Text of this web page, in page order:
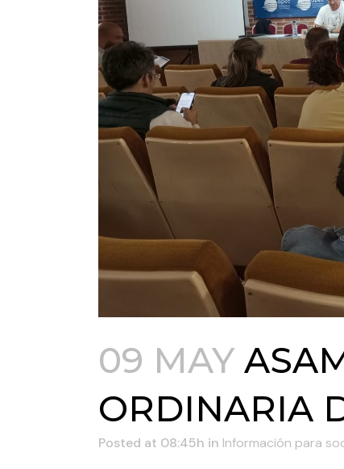
09 MAY
ORDINARIA
Posted at 08:45h in Información para